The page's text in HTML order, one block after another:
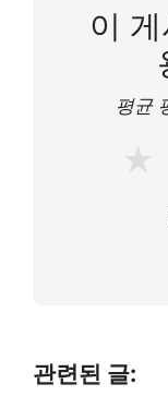
이
평균
★
관련된 글: